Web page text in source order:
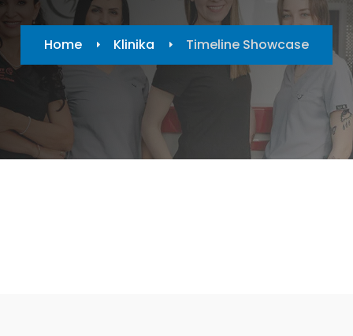
Home Klinika Timeline Showcase